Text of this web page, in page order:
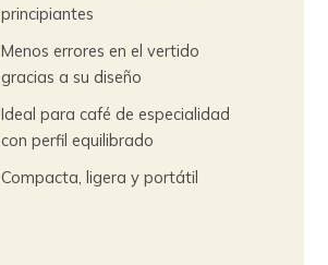
principiantes
Menos errores en el vertido
gracias a su diseño
Ideal para café de especialidad
con perfil equilibrado
Compacta, ligera y portátil